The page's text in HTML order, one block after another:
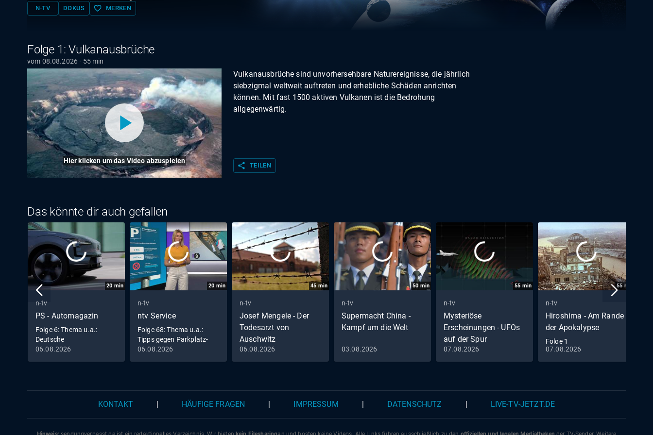
N-TV DOKUS favorite_border MERKEN
Folge 1: Vulkanausbrüche
vom 08.08.2026 · 55 min
Hier klicken um das Video abzuspielen
Vulkanausbrüche sind unvorhersehbare Naturereignisse, die jährlich
siebzigmal weltweit auftreten und erhebliche Schäden anrichten
können. Mit fast 1500 aktiven Vulkanen ist die Bedrohung
allgegenwärtig.
share TEILEN
Das könnte dir auch gefallen
20 min
n-tv
PS - Automagazin
Folge 6: Thema u.a.:
Deutsche
Erfolgsdesignerin und
06.08.2026
20 min
n-tv
ntv Service
Folge 68: Thema u.a.:
Tipps gegen Parkplatz-
Abzocke
06.08.2026
45 min
n-tv
Josef Mengele - Der
Todesarzt von
Auschwitz
Folge 1: Wie alles begann
06.08.2026
50 min
n-tv
Supermacht China -
Kampf um die Welt
03.08.2026
55 min
n-tv
Mysteriöse
Erscheinungen - UFOs
auf der Spur
Folge 6
07.08.2026
55 min
n-tv
Hiroshima - Am Rande
der Apokalypse
Folge 1
07.08.2026
KONTAKT HÄUFIGE FRAGEN IMPRESSUM DATENSCHUTZ LIVE-TV-JETZT.DE